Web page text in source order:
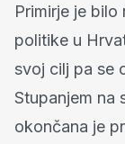
Primirje je
politike u
svoj cilj pa se
Stupanjem na
okončana je